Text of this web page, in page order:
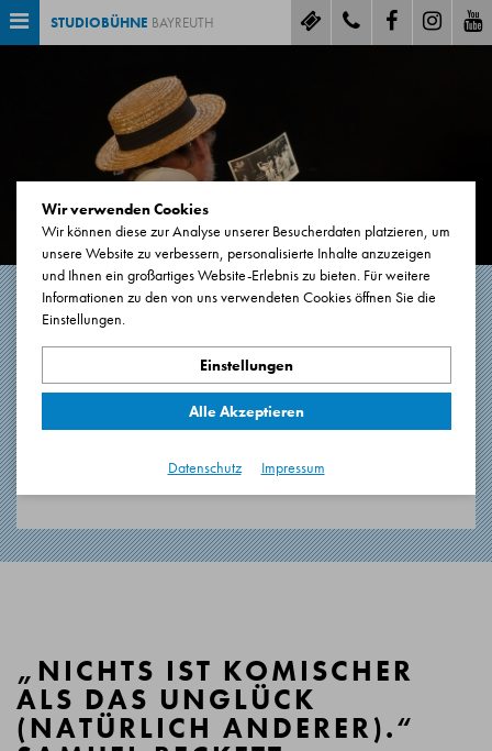
STUDIOBÜHNE BAYREUTH
GLÜCKLICHE TAGE
von Samuel Beckett
„NICHTS IST KOMISCHER
ALS DAS UNGLÜCK
(NATÜRLICH ANDERER).“
Wir verwenden Cookies
Wir können diese zur Analyse unserer Besucherdaten platzieren, um
unsere Website zu verbessern, personalisierte Inhalte anzuzeigen
und Ihnen ein großartiges Website-Erlebnis zu bieten. Für weitere
Informationen zu den von uns verwendeten Cookies öffnen Sie die
Einstellungen.
Einstellungen
Alle Akzeptieren
Datenschutz Impressum